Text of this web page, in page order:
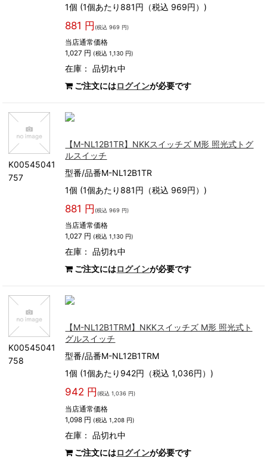
1個 (1個あたり881円（税込 969円）)
881 円 (税込 969 円)
当店通常価格
1,027 円 (税込 1,130 円)
在庫：品切れ中
ご注文にはログインが必要です
K00545041
757
【M-NL12B1TR】NKKスイッチズ M形 照光式トグ
ルスイッチ
型番/品番M-NL12B1TR
1個 (1個あたり881円（税込 969円）)
881 円 (税込 969 円)
当店通常価格
1,027 円 (税込 1,130 円)
在庫：品切れ中
ご注文にはログインが必要です
K00545041
758
【M-NL12B1TRM】NKKスイッチズ M形 照光式ト
グルスイッチ
型番/品番M-NL12B1TRM
1個 (1個あたり942円（税込 1,036円）)
942 円 (税込 1,036 円)
当店通常価格
1,098 円 (税込 1,208 円)
在庫：品切れ中
ご注文にはログインが必要です